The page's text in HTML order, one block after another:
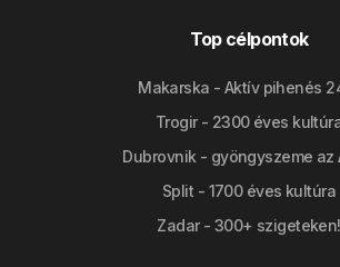
Top célpontok
Makarska - Aktív pihenés
Trogir - 2300 éves
Dubrovnik - gyöngyszeme az
Split - 1700 éves kultúra
Zadar - 300+ szigeteken!